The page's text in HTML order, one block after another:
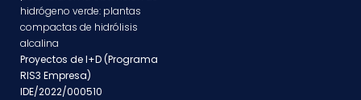
hidrógeno verde: plantas
compactas de hidrólisis
alcalina
Proyectos de I+D (Programa
RIS3 Empresa)
IDE/2022/000510